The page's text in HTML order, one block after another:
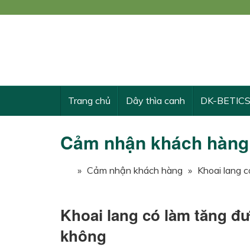
Trang chủ Dây thìa canh DK-BETICS
Cảm nhận khách hàng
» Cảm nhận khách hàng » Khoai lang
Khoai lang có làm tăng
không